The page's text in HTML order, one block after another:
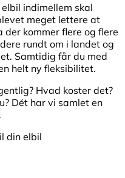
indimellem skal
meget lettere at
der kommer flere og flere
rundt om i landet og
Samtidig får du med
helt ny fleksibilitet.
Hvad koster det?
Dét har vi samlet en